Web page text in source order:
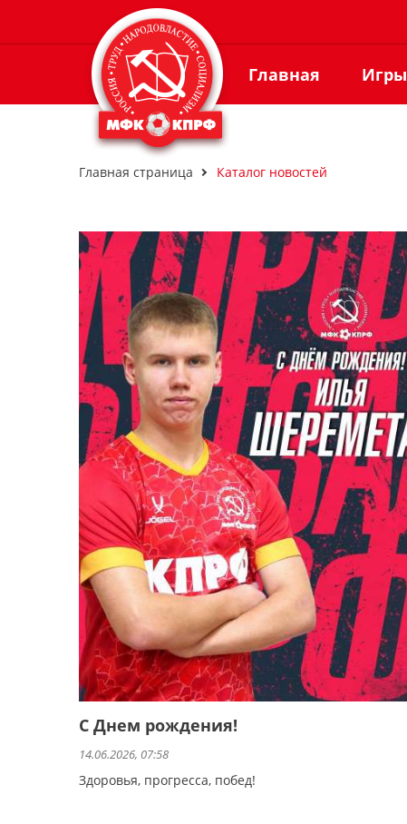
Главная Игры
Главная страница Каталог новостей
С Днем рождения!
14.06.2026, 07:58
Здоровья, прогресса, побед!